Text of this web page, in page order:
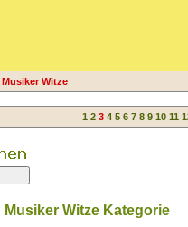
Musiker Witze
1 2 3 4 5 6 7 8 9 10 11
Musiker Witze Kategorie